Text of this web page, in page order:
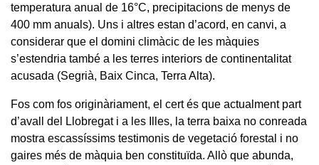
temperatura anual de 16°C, precipitacions de menys de
400 mm anuals). Uns i altres estan d’acord, en canvi, a
considerar que el domini climàcic de les màquies
s’estendria també a les terres interiors de continentalitat
acusada (Segrià, Baix Cinca, Terra Alta).
Fos com fos originàriament, el cert és que actualment part
d’avall del Llobregat i a les Illes, la terra baixa no conreada
mostra escassíssims testimonis de vegetació forestal i no
gaires més de màquia ben constituïda. Allò que abunda,